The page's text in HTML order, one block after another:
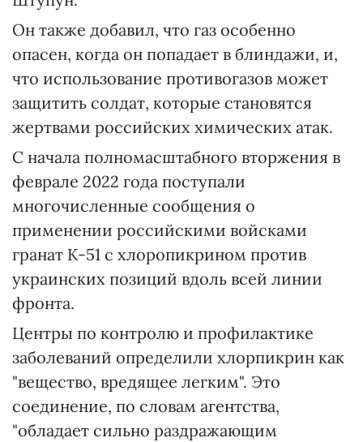
Он также добавил, что газ особенно
опасен, когда он попадает в блиндажи, и,
что использование противогазов может
защитить солдат, которые становятся
жертвами российских химических атак.
С начала полномасштабного вторжения в
феврале 2022 года поступали
многочисленные сообщения о
применении российскими войсками
гранат К-51 с хлоропикрином против
украинских позиций вдоль всей линии
фронта.
Центры по контролю и профилактике
заболеваний определили хлорпикрин как
"вещество, вредящее легким". Это
соединение, по словам агентства,
"обладает сильно раздражающим